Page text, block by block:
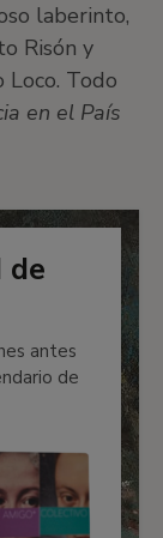
laberinto,
Risón y
Todo
en el País
de
antes
de